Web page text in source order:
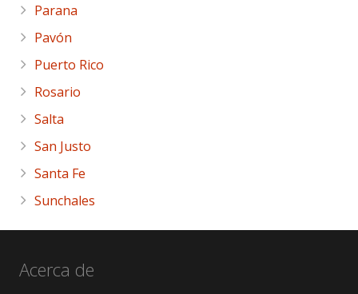
Parana
Pavón
Puerto Rico
Rosario
Salta
San Justo
Santa Fe
Sunchales
Acerca de